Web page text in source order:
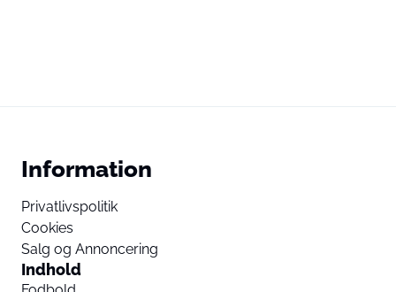
Information
Privatlivspolitik
Cookies
Salg og Annoncering
Indhold